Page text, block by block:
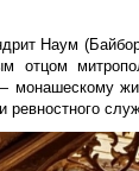
Наум
монашескому
ревностного